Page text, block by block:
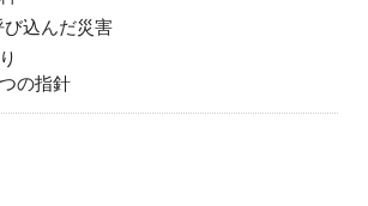
込んだ災害
の指針